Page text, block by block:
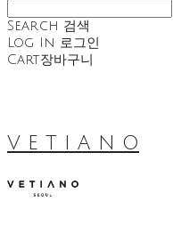
Search 검색
Log In 로그인
Cart장바구니
V E T I A N O